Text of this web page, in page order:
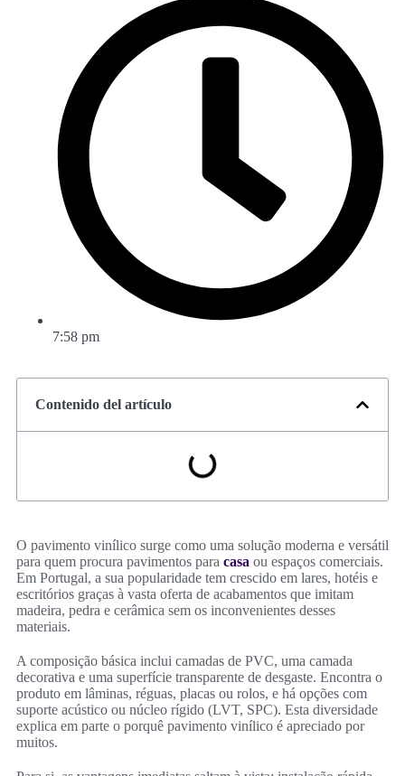
7:58 pm
Contenido del artículo
O pavimento vinílico surge como uma solução moderna e versátil
para quem procura pavimentos para casa ou espaços comerciais.
Em Portugal, a sua popularidade tem crescido em lares, hotéis e
escritórios graças à vasta oferta de acabamentos que imitam
madeira, pedra e cerâmica sem os inconvenientes desses
materiais.
A composição básica inclui camadas de PVC, uma camada
decorativa e uma superfície transparente de desgaste. Encontra o
produto em lâminas, réguas, placas ou rolos, e há opções com
suporte acústico ou núcleo rígido (LVT, SPC). Esta diversidade
explica em parte o porquê pavimento vinílico é apreciado por
muitos.